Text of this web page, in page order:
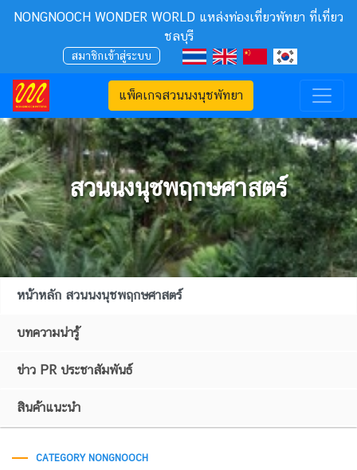
NONGNOOCH WONDER WORLD แหล่งท่องเที่ยวพัทยา ที่เที่ยว
ชลบุรี
สมาชิกเข้าสู่ระบบ
แพ็คเกจสวนนงนุชพัทยา
สวนนงนุชพฤกษศาสตร์
หน้าหลัก สวนนงนุชพฤกษศาสตร์
บทความน่ารู้
ข่าว PR ประชาสัมพันธ์
สินค้าแนะนำ
CATEGORY NONGNOOCH